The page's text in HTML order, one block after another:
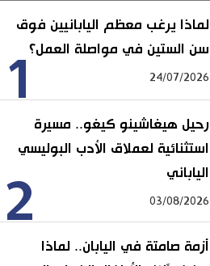
1
لماذا يرغب معظم اليابانيين فوق
سن الستين في مواصلة العمل؟
24/07/2026
2
رحيل هيغاشينو كيغو.. مسيرة
استثنائية لعملاق الأدب البوليسي
الياباني
03/08/2026
أزمة صامتة في اليابان.. لماذا